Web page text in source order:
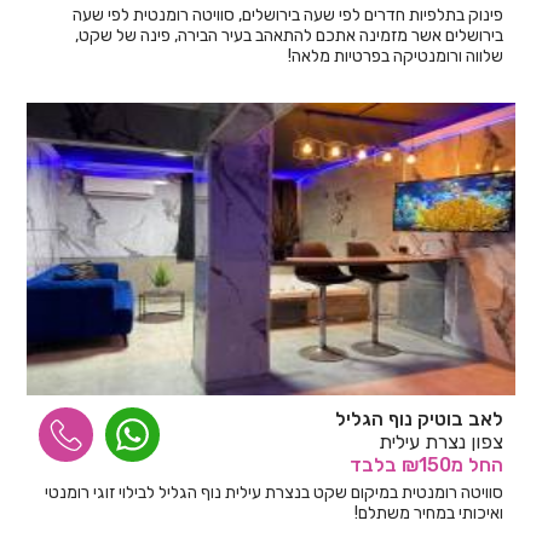
פינוק בתלפיות חדרים לפי שעה בירושלים, סוויטה רומנטית לפי שעה
בירושלים אשר מזמינה אתכם להתאהב בעיר הבירה, פינה של שקט,
שלווה ורומנטיקה בפרטיות מלאה!
לאב בוטיק נוף הגליל
צפון נצרת עילית
החל מ₪150 בלבד
סוויטה רומנטית במיקום שקט בנצרת עילית נוף הגליל לבילוי זוגי רומנטי
ואיכותי במחיר משתלם!